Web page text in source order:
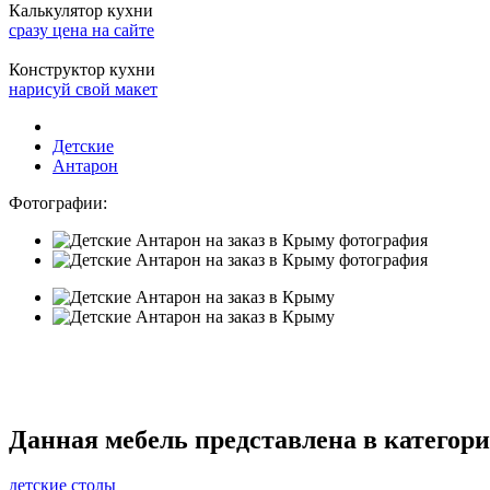
Калькулятор кухни
сразу цена на сайте
Конструктор кухни
нарисуй свой макет
Детские
Антарон
Фотографии:
Данная мебель представлена в
детские столы